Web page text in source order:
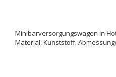
Minibarversorgungswagen in
Material: Kunststoff.